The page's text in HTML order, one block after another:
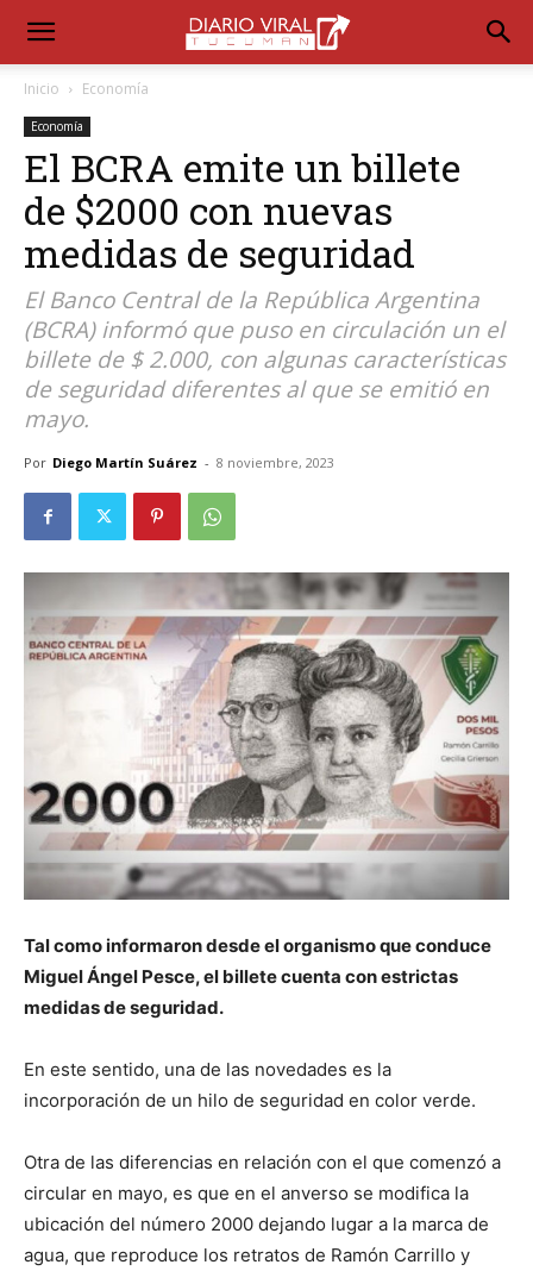
Inicio Economía
Economía
El BCRA emite un billete
de $2000 con nuevas
medidas de seguridad
El Banco Central de la República Argentina
(BCRA) informó que puso en circulación un el
billete de $ 2.000, con algunas características
de seguridad diferentes al que se emitió en
mayo.
Por Diego Martín Suárez - 8 noviembre, 2023
Tal como informaron desde el organismo que conduce
Miguel Ángel Pesce, el billete cuenta con estrictas
medidas de seguridad.
En este sentido, una de las novedades es la
incorporación de un hilo de seguridad en color verde.
Otra de las diferencias en relación con el que comenzó a
circular en mayo, es que en el anverso se modifica la
ubicación del número 2000 dejando lugar a la marca de
agua, que reproduce los retratos de Ramón Carrillo y